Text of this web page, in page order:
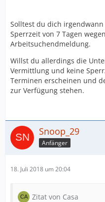
Solltest du dich
Sperrzeit von 7 Tagen
Arbeitsuchendmeldung.
Willst du allerdings die
Vermittlung und keine
Terminen erscheinen und
zur Verfügung stehen.
Snoop_29
Anfänger
18. Juli 2018 um 20:04
Zitat von Casa